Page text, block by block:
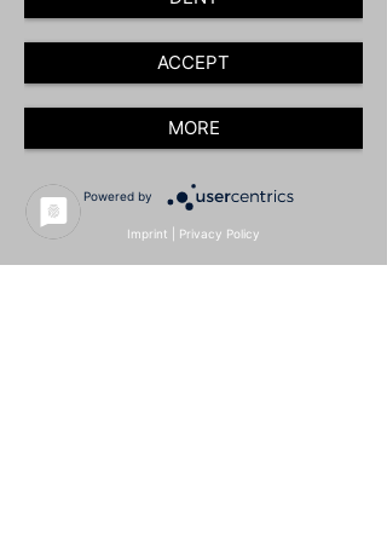
wird ein vergleichbares Sicherheitsniveau erreicht.
einer Aufwertung der Treppenräume. Die
Fremdrettung über den baulichen Rettungsweg ist
einer Leiterrettung vorzuziehen.
ACCEPT
MORE
Powered by
Imprint Privacy Policy